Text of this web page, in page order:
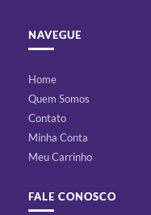
NAVEGUE
Home
Quem Somos
Contato
Minha Conta
Meu Carrinho
FALE CONOSCO